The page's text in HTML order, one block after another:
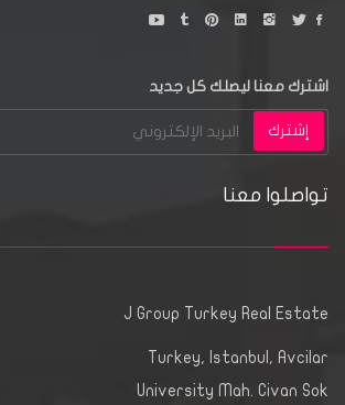
اشترك معنا ليصلك كل جديد
إشترك
تواصلوا معنا
J Group Turkey Real Estate
Turkey, Istanbul, Avcilar
University Mah. Civan Sok